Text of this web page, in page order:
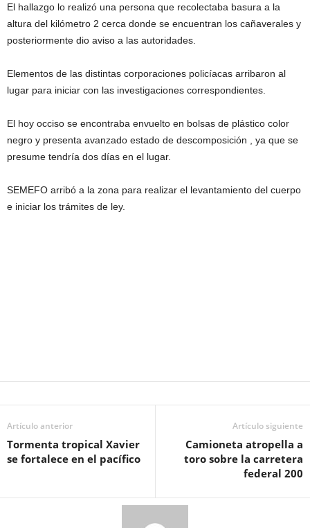
El hallazgo lo realizó una persona que recolectaba basura a la
altura del kilómetro 2 cerca donde se encuentran los cañaverales y
posteriormente dio aviso a las autoridades.
Elementos de las distintas corporaciones policíacas arribaron al
lugar para iniciar con las investigaciones correspondientes.
El hoy occiso se encontraba envuelto en bolsas de plástico color
negro y presenta avanzado estado de descomposición , ya que se
presume tendría dos días en el lugar.
SEMEFO arribó a la zona para realizar el levantamiento del cuerpo
e iniciar los trámites de ley.
Artículo anterior
Tormenta tropical Xavier
se fortalece en el pacífico
Artículo siguiente
Camioneta atropella a
toro sobre la carretera
federal 200